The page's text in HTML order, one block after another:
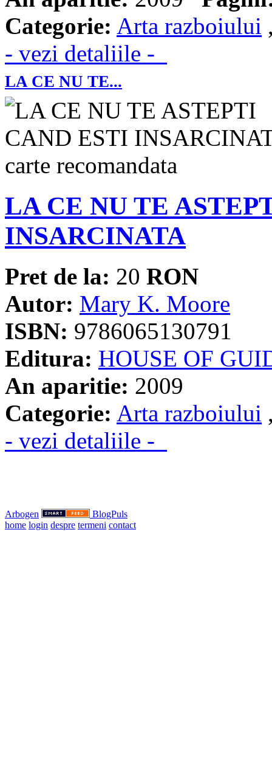
Categorie: Arta razboiului
- vezi detaliile -
LA CE NU TE...
LA CE NU TE
INSARCINATA
Pret de la: 20 RON
Autor: Mary K. Moore
ISBN: 9786065130791
Editura: HOUSE OF
An aparitie: 2009
Categorie: Arta razboiului
- vezi detaliile -
Arbogen
BlogPuls
home login despre termeni contact